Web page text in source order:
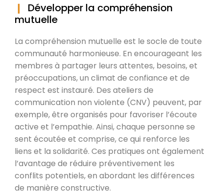
Développer la compréhension
mutuelle
La compréhension mutuelle est le socle de toute
communauté harmonieuse. En encourageant les
membres à partager leurs attentes, besoins, et
préoccupations, un climat de confiance et de
respect est instauré. Des ateliers de
communication non violente (CNV) peuvent, par
exemple, être organisés pour favoriser l’écoute
active et l’empathie. Ainsi, chaque personne se
sent écoutée et comprise, ce qui renforce les
liens et la solidarité. Ces pratiques ont également
l’avantage de réduire préventivement les
conflits potentiels, en abordant les différences
de manière constructive.